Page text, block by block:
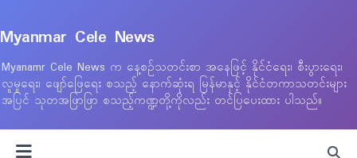
Myanmar Cele News
Myanamr Cele News က နေ့စဉ်သတင်းစာ အနေဖြင့် နိုင်ငံရေး၊ စီးပွားရေး၊
လူမှုရေး၊ ဖျော်ဖြေရေး စသည့် နောက်ဆုံးရ မြန်မာနှင့် နိုင်ငံတကာသတင်းများ
အပြင် သုတအဖြာဖြာ စသည့်ကဏ္ဍတို့ကိုလည်း တင်ပြပေးထား ပါသည်။